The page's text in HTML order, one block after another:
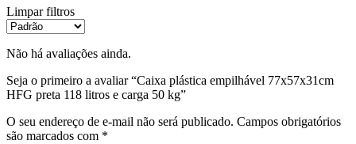
Limpar filtros
Não há avaliações ainda.
Seja o primeiro a avaliar “Caixa plástica empilhável 77x57x31cm
HFG preta 118 litros e carga 50 kg”
O seu endereço de e-mail não será publicado. Campos obrigatórios
são marcados com *